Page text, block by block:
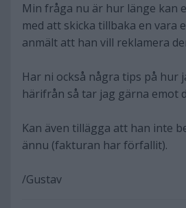
Min fråga nu är hur länge kan
med att skicka tillbaka en vara
anmält att han vill reklamera
Har ni också några tips på hur
härifrån så tar jag gärna emot
Kan även tillägga att han inte
ännu (fakturan har förfallit).
/Gustav